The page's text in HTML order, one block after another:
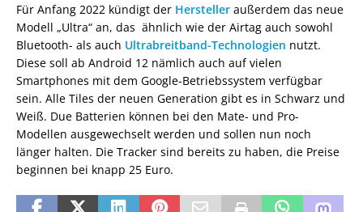
Für Anfang 2022 kündigt der Hersteller außerdem das neue
Modell „Ultra“ an, das ähnlich wie der Airtag auch sowohl
Bluetooth- als auch Ultrabreitband-Technologien nutzt.
Diese soll ab Android 12 nämlich auch auf vielen
Smartphones mit dem Google-Betriebssystem verfügbar
sein. Alle Tiles der neuen Generation gibt es in Schwarz und
Weiß. Due Batterien können bei den Mate- und Pro-
Modellen ausgewechselt werden und sollen nun noch
länger halten. Die Tracker sind bereits zu haben, die Preise
beginnen bei knapp 25 Euro.